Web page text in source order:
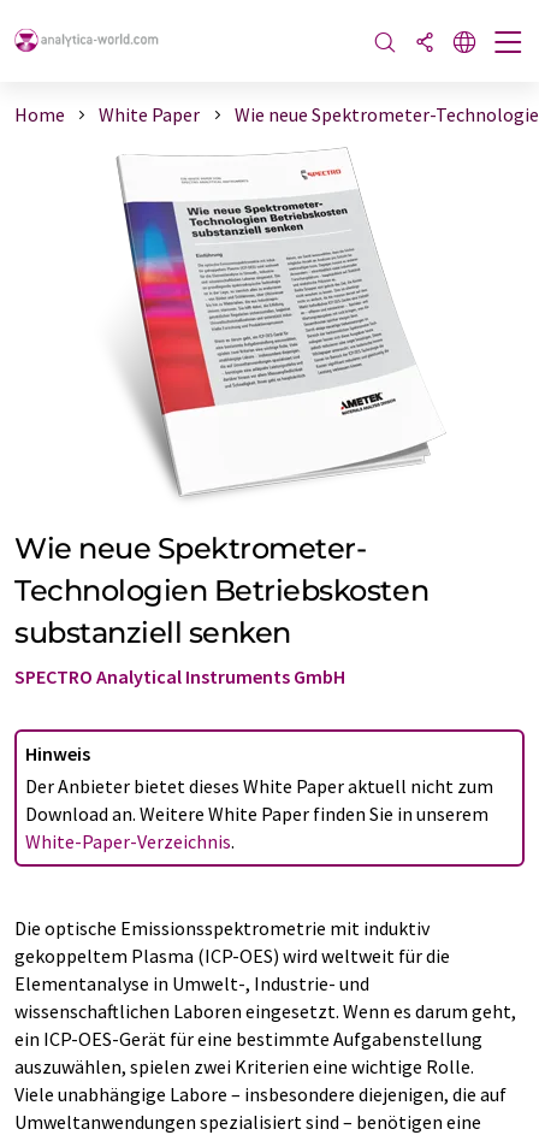
Home White Paper Wie neue Spektrometer-
Wie neue Spektrometer-
Technologien Betriebskosten
substanziell senken
SPECTRO Analytical Instruments GmbH
Hinweis
Der Anbieter bietet dieses White Paper aktuell nicht zum
Download an. Weitere White Paper finden Sie in unserem
White-Paper-Verzeichnis.
Die optische Emissionsspektrometrie mit induktiv
gekoppeltem Plasma (ICP-OES) wird weltweit für die
Elementanalyse in Umwelt-, Industrie- und
wissenschaftlichen Laboren eingesetzt. Wenn es darum geht,
ein ICP-OES-Gerät für eine bestimmte Aufgabenstellung
auszuwählen, spielen zwei Kriterien eine wichtige Rolle.
Viele unabhängige Labore – insbesondere diejenigen, die auf
Umweltanwendungen spezialisiert sind – benötigen eine